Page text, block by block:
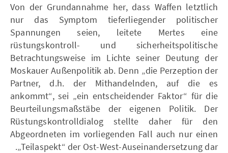
Von der Grundannahme her, dass Waffen letztlich
nur das Symptom tieferliegender politischer
Spannungen seien, leitete Mertes eine
rüstungskontroll- und sicherheitspolitische
Betrachtungsweise im Lichte seiner Deutung der
Moskauer Außenpolitik ab. Denn „die Perzeption der
Partner, d.h. der Mithandelnden, auf die es
ankommt“, sei „ein entscheidender Faktor“ für die
Beurteilungsmaßstäbe der eigenen Politik. Der
Rüstungskontrolldialog stellte daher für den
Abgeordneten im vorliegenden Fall auch nur einen
„Teilaspekt“ der Ost-West-Auseinandersetzung dar.